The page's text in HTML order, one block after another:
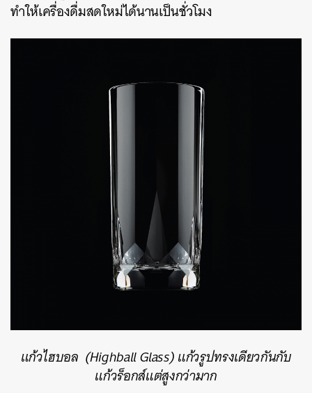
ทำให้เครื่องดื่มสดใหม่ได้นานเป็นชั่วโมง
แก้วไฮบอล (Highball Glass)แก้วรูปทรงเดียวกันกับ
แก้วร็อกส์แต่สูงกว่ามาก
TWEET LINE